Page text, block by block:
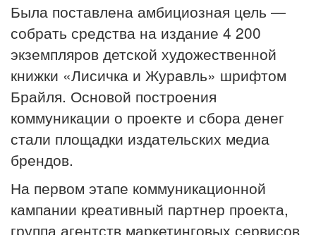
Была поставлена амбициозная цель —
собрать средства на издание 4 200
экземпляров детской художественной
книжки «Лисичка и Журавль» шрифтом
Брайля. Основой построения
коммуникации о проекте и сбора денег
стали площадки издательских медиа
брендов.
На первом этапе коммуникационной
кампании креативный партнер проекта,
группа агентств маркетинговых сервисов